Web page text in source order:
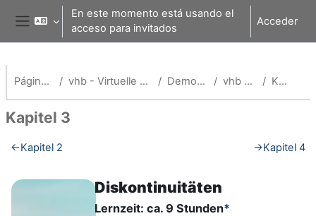
Salta al contenido principal
Panel lateral
En este momento está usando el
acceso para invitados
Acceder
Página Principal vhb - Virtuelle Hochschule Bayern Demokurse (vhb) vhb Demo: org Kapitel 3
Kapitel 3
Perfilado de sección
←Kapitel 2 →Kapitel 4
Diskontinuitäten
Lernzeit: ca. 9 Stunden*